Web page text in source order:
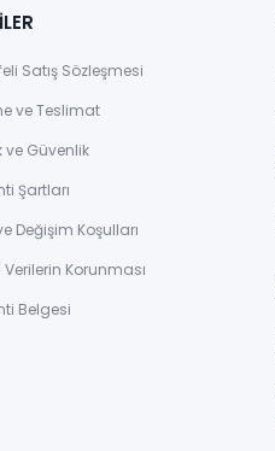
Satış Sözleşmesi
ve Teslimat
ve Güvenlik
Şartları
Değişim Koşulları
Verilerin Korunması
Belgesi